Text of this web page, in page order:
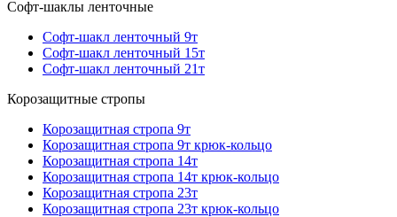
Софт-шаклы ленточные
Софт-шакл ленточный 9т
Софт-шакл ленточный 15т
Софт-шакл ленточный 21т
Корозащитные стропы
Корозащитная стропа 9т
Корозащитная стропа 9т крюк-кольцо
Корозащитная стропа 14т
Корозащитная стропа 14т крюк-кольцо
Корозащитная стропа 23т
Корозащитная стропа 23т крюк-кольцо